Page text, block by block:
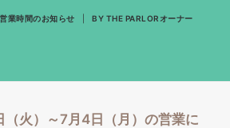
営業時間のお知らせ BY THE PARLORオーナー
火）～7月4日（月）の営業に